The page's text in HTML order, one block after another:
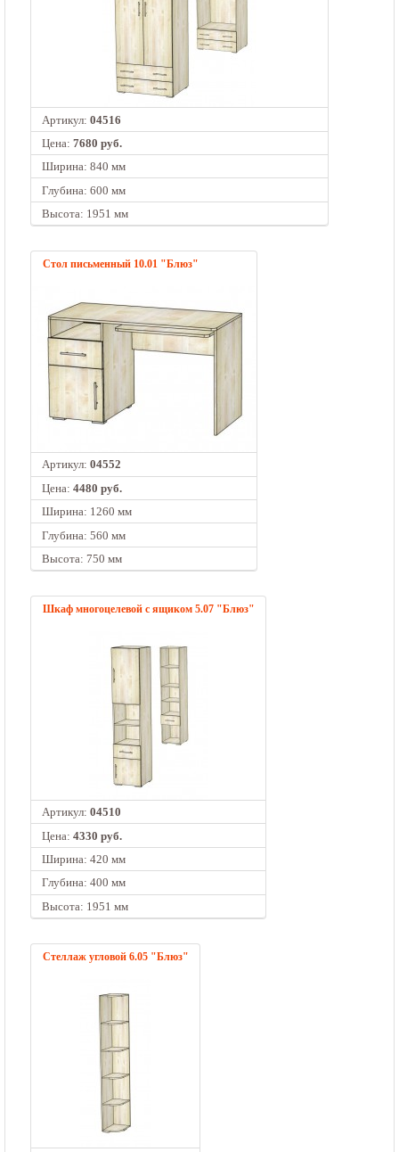
Артикул: 04516
Цена: 7680 руб.
Ширина: 840 мм
Глубина: 600 мм
Высота: 1951 мм
Стол письменный 10.01 "Блюз"
Артикул: 04552
Цена: 4480 руб.
Ширина: 1260 мм
Глубина: 560 мм
Высота: 750 мм
Шкаф многоцелевой с ящиком 5.07 "Блюз"
Артикул: 04510
Цена: 4330 руб.
Ширина: 420 мм
Глубина: 400 мм
Высота: 1951 мм
Стеллаж угловой 6.05 "Блюз"